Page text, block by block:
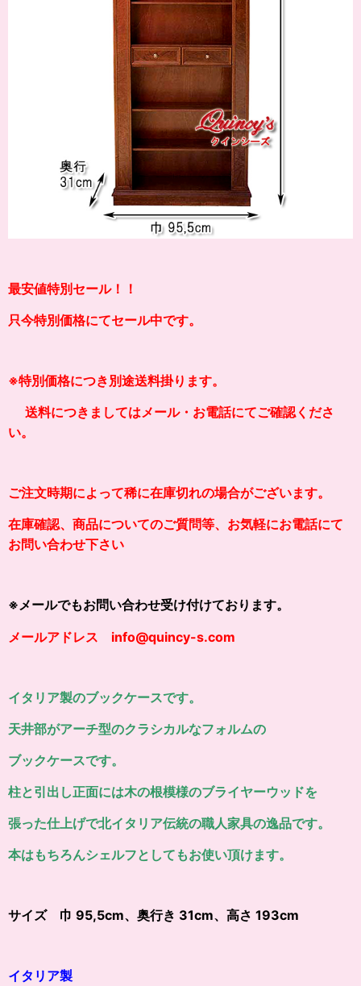
最安値特別セール！！
只今特別価格にてセール中です。
※特別価格につき別途送料掛り ます。
送料につきましてはメール・お電話にてご確認くださ
い。
ご注文時期によって稀に在庫切れの場合がございます。
在庫確認、商品についてのご質問等、お気軽にお電話にて
お問い合わせ下さい
※メールでもお問い合わせ受け付けております。
メールアドレス info@quincy-s.com
イタリア製のブックケースです。
天井部がアーチ型のクラシカルなフォルムの
ブックケースです。
柱と引出し正面には木の根模様のブライヤーウッドを
張った仕上げで北イタリア伝統の職人家具の逸品です。
本はもちろんシェルフとしてもお使い頂けます。
サイズ 巾 95,5cm、奥行き 31cm、高さ 193cm
イタリア製